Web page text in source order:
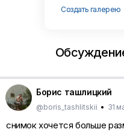
Создать галерею
Борис ташлицкий
@boris_tashlitskii • 31
снимок хочется больше